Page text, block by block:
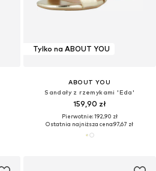
Tylko na ABOUT YOU
ABOUT YOU
Sandały z rzemykami 'Eda'
159,90 zł
Pierwotnie: 192,90 zł
Ostatnia najniższa cena:97,67 zł